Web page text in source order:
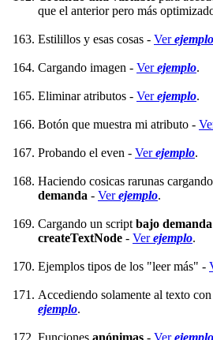
que el anterior pero más
Estilillos y esas cosas - Verejemplo
Cargando imagen - Verejemplo.
Eliminar atributos - Verejemplo.
Botón que muestra mi atributo -
Probando el even - Verejemplo.
Haciendo cosicas rarunas
demanda - Verejemplo.
Cargando un script bajo
createTextNode - Verejemplo.
Ejemplos tipos de los "leer más" -
Accediendo solamente al texto con
ejemplo.
Funciones anónimas - Verejemplo